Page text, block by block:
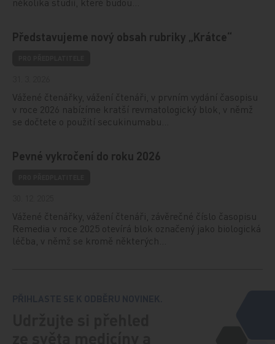
Představujeme nový obsah rubriky „Krátce“
Vážené čtenářky, vážení čtenáři, v prvním vydání časopisu
v roce 2026 nabízíme kratší revmatologický blok, v němž
se dočtete o použití secukinumabu…
Pevné vykročení do roku 2026
Vážené čtenářky, vážení čtenáři, závěrečné číslo časopisu
Remedia v roce 2025 otevírá blok označený jako biologická
léčba, v němž se kromě některých…